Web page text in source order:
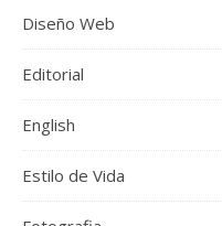
Diseño Web
Editorial
English
Estilo de Vida